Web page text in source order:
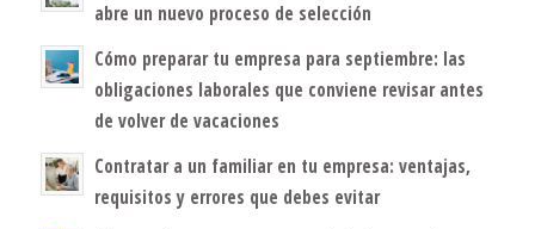
abre un nuevo proceso de selección
Cómo preparar tu empresa para septiembre: las
obligaciones laborales que conviene revisar antes
de volver de vacaciones
Contratar a un familiar en tu empresa: ventajas,
requisitos y errores que debes evitar